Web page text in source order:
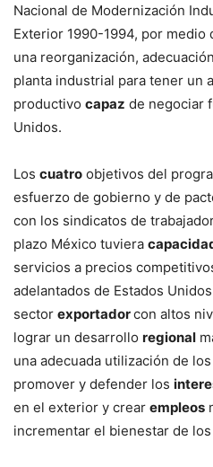
Nacional de Modernización
Exterior 1990-1994, por medio
una reorganización,
planta industrial para tener un
productivo capaz de negociar
Unidos.
Los cuatro objetivos del
esfuerzo de gobierno y de
con los sindicatos de
plazo México tuviera
servicios a precios
adelantados de Estados
sector exportadorcon altos
lograr un desarrollo regional
una adecuada utilización de
promover y defender los
en el exterior y crear empleos
incrementar el bienestar de